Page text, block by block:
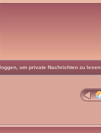
um private Nachrichten zu lesen